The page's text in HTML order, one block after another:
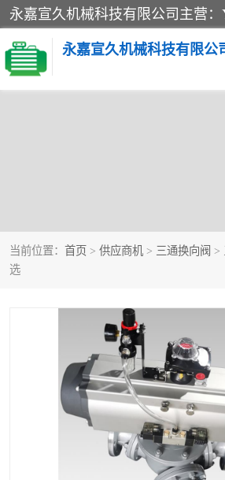
永嘉宣久机械科技有限公
当前位置： 首页 > 供应商机 > 三通换向阀 >
选